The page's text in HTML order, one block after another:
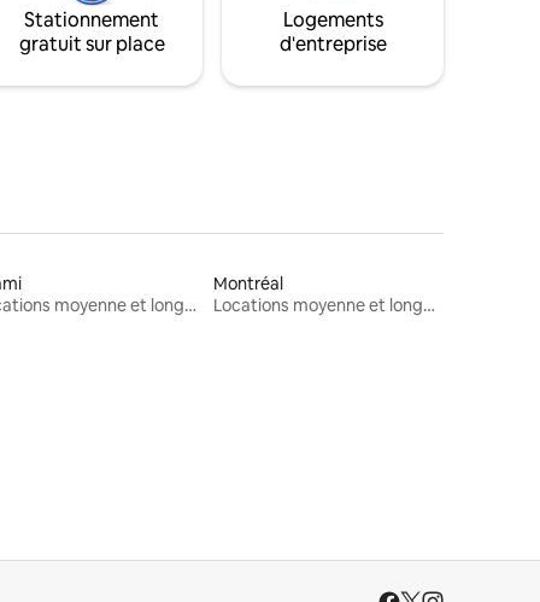
Stationnement
gratuit sur place
Logements
d'entreprise
Locations moyenne et longue durée
Montréal
Locations moyenne et longue durée